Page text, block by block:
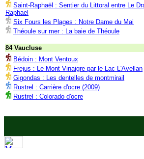
Saint-Raphaël : Sentier du Littoral entre Le
Raphael
Six Fours les Plages : Notre Dame du Mai
Théoule sur mer : La baie de Théoule
84 Vaucluse
Bédoin : Mont Ventoux
Frejus : Le Mont Vinaigre par le Lac L'Avellan
Gigondas : Les dentelles de montmirail
Rustrel : Carrière d'ocre (2009)
Rustrel : Colorado d'ocre